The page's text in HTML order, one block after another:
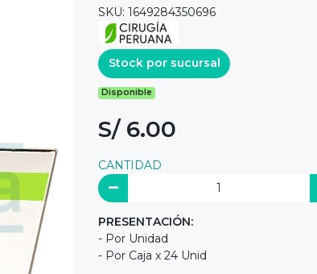
SKU: 1649284350696
Stock por sucursal
Disponible
S/ 6.00
CANTIDAD
PRESENTACIÓN:
- Por Unidad
- Por Caja x 24 Unid